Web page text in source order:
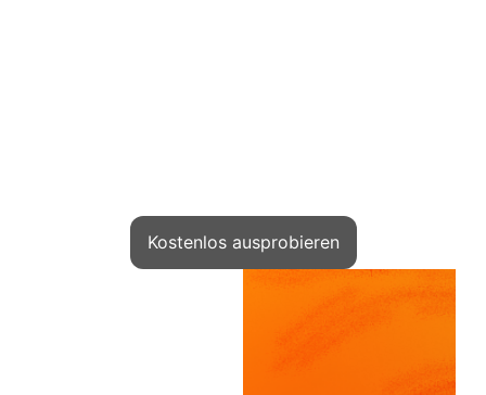
Kostenlos ausprobieren